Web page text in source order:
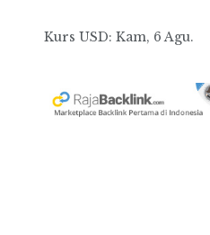
Kurs USD: Kam, 6 Agu.